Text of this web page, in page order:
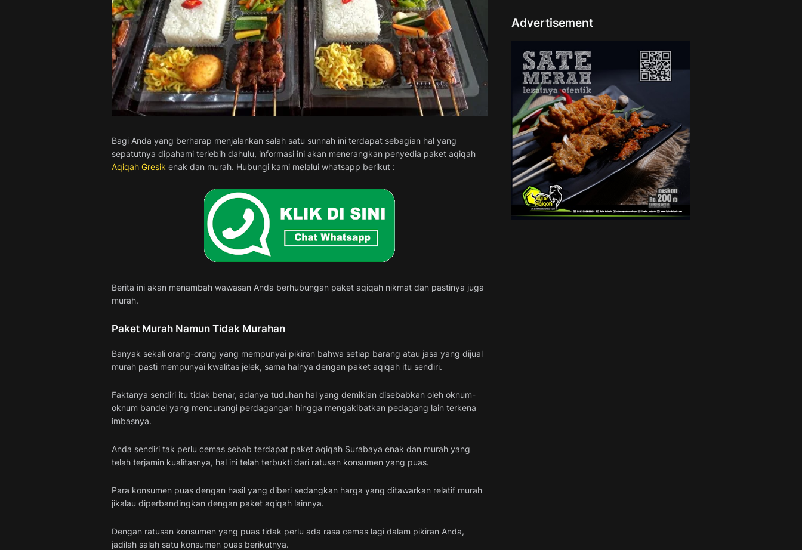
Bagi Anda yang berharap menjalankan salah satu sunnah ini terdapat sebagian hal yang
sepatutnya dipahami terlebih dahulu, informasi ini akan menerangkan penyedia paket aqiqah
Aqiqah Gresik enak dan murah. Hubungi kami melalui whatsapp berikut :
Berita ini akan menambah wawasan Anda berhubungan paket aqiqah nikmat dan pastinya juga
murah.
Paket Murah Namun Tidak Murahan
Banyak sekali orang-orang yang mempunyai pikiran bahwa setiap barang atau jasa yang dijual
murah pasti mempunyai kwalitas jelek, sama halnya dengan paket aqiqah itu sendiri.
Faktanya sendiri itu tidak benar, adanya tuduhan hal yang demikian disebabkan oleh oknum-
oknum bandel yang mencurangi perdagangan hingga mengakibatkan pedagang lain terkena
imbasnya.
Anda sendiri tak perlu cemas sebab terdapat paket aqiqah Surabaya enak dan murah yang
telah terjamin kualitasnya, hal ini telah terbukti dari ratusan konsumen yang puas.
Para konsumen puas dengan hasil yang diberi sedangkan harga yang ditawarkan relatif murah
jikalau diperbandingkan dengan paket aqiqah lainnya.
Dengan ratusan konsumen yang puas tidak perlu ada rasa cemas lagi dalam pikiran Anda,
jadilah salah satu konsumen puas berikutnya.
Advertisement